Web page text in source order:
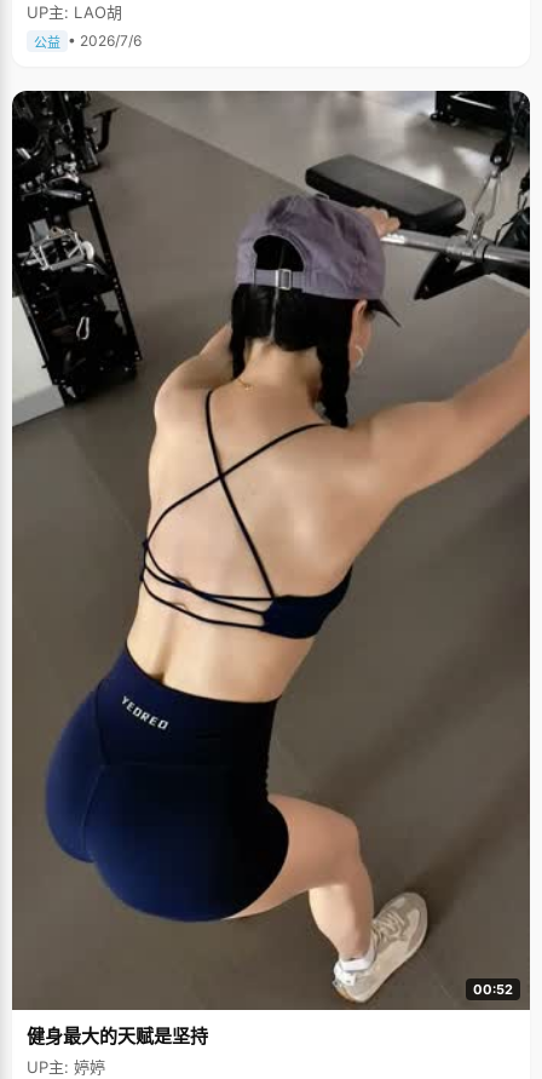
UP主: LAO胡
公益 • 2026/7/6
00:52
健身最大的天赋是坚持
UP主: 婷婷